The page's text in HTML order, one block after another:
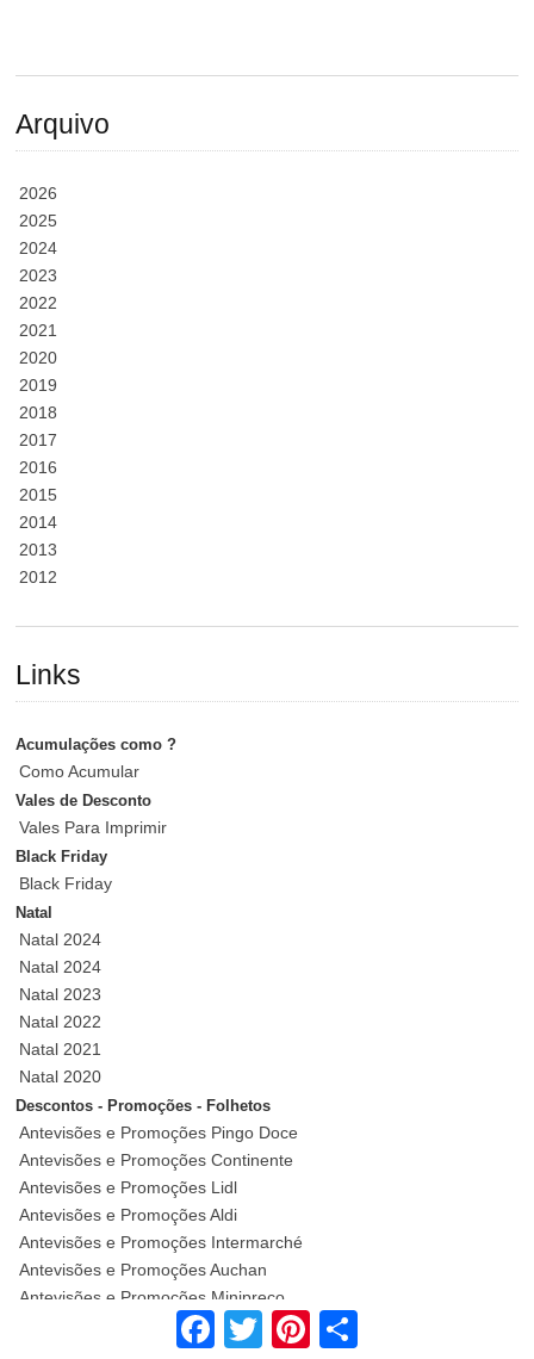
Arquivo
2026
2025
2024
2023
2022
2021
2020
2019
2018
2017
2016
2015
2014
2013
2012
Links
Acumulações como ?
Como Acumular
Vales de Desconto
Vales Para Imprimir
Black Friday
Black Friday
Natal
Natal 2024
Natal 2024
Natal 2023
Natal 2022
Natal 2021
Natal 2020
Descontos - Promoções - Folhetos
Antevisões e Promoções Pingo Doce
Antevisões e Promoções Continente
Antevisões e Promoções Lidl
Antevisões e Promoções Aldi
Antevisões e Promoções Intermarché
Antevisões e Promoções Auchan
Antevisões e Promoções Minipreço
Antevisões e Promoções E-Leclerc
Antevisões e Promoções El Corte Inglés
Facebook Twitter Pinterest